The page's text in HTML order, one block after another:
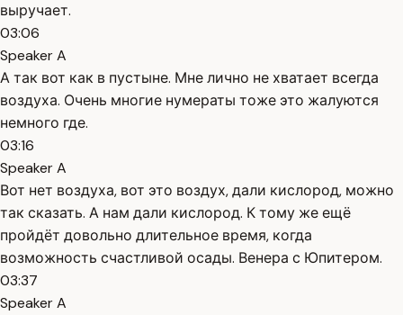
выручает.
03:06
Speaker A
А так вот как в пустыне. Мне лично не хватает всегда
воздуха. Очень многие нумераты тоже это жалуются
немного где.
03:16
Speaker A
Вот нет воздуха, вот это воздух, дали кислород, можно
так сказать. А нам дали кислород. К тому же ещё
пройдёт довольно длительное время, когда
возможность счастливой осады. Венера с Юпитером.
03:37
Speaker A